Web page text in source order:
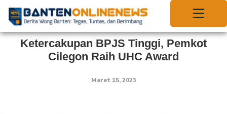
Ketercakupan BPJS Tinggi, Pemkot
Cilegon Raih UHC Award
Maret 15, 2023